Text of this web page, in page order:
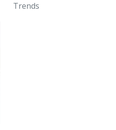
Trends